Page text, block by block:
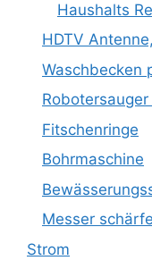
Haushalts
HDTV
Waschbecken
Fitschenringe
Bohrmaschine
Messer
Strom